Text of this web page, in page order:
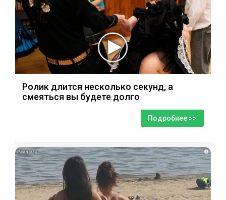
Ролик длится несколько секунд, а
смеяться вы будете долго
Подробнее >>
i